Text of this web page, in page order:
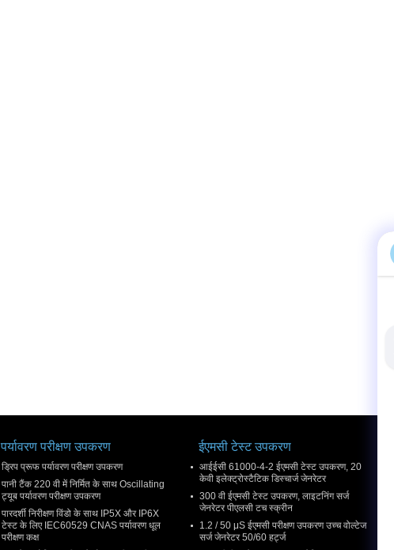
पर्यावरण परीक्षण उपकरण
ड्रिप प्रूफ पर्यावरण परीक्षण उपकरण
पानी टैंक 220 वी में निर्मित के साथ Oscillating
ट्यूब पर्यावरण परीक्षण उपकरण
पारदर्शी निरीक्षण विंडो के साथ IP5X और IP6X
टेस्ट के लिए IEC60529 CNAS पर्यावरण धूल
परीक्षण कक्ष
ईएमसी टेस्ट उपकरण
आईईसी 61000-4-2 ईएमसी टेस्ट उपकरण, 20
केवी इलेक्ट्रोस्टैटिक डिस्चार्ज जेनरेटर
300 वी ईएमसी टेस्ट उपकरण, लाइटनिंग सर्ज
जेनरेटर पीएलसी टच स्क्रीन
1.2 / 50 μS ईएमसी परीक्षण उपकरण उच्च वोल्टेज
सर्ज जेनरेटर 50/60 हर्ट्ज